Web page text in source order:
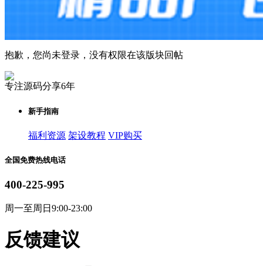
抱歉，您尚未登录，没有权限在该版块回帖
专注源码分享6年
新手指南
福利资源 架设教程 VIP购买
全国免费热线电话
400-225-995
周一至周日9:00-23:00
反馈建议